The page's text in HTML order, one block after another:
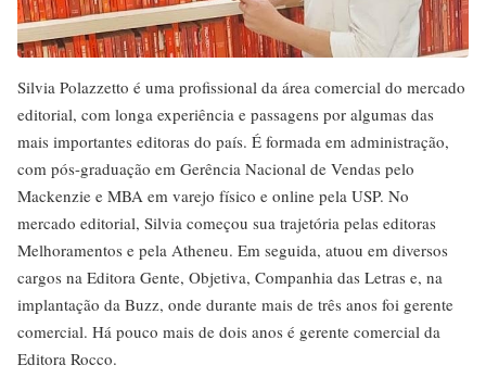
Silvia Polazzetto é uma profissional da área comercial do mercado
editorial, com longa experiência e passagens por algumas das
mais importantes editoras do país. É formada em administração,
com pós-graduação em Gerência Nacional de Vendas pelo
Mackenzie e MBA em varejo físico e online pela USP. No
mercado editorial, Silvia começou sua trajetória pelas editoras
Melhoramentos e pela Atheneu. Em seguida, atuou em diversos
cargos na Editora Gente, Objetiva, Companhia das Letras e, na
implantação da Buzz, onde durante mais de três anos foi gerente
comercial. Há pouco mais de dois anos é gerente comercial da
Editora Rocco.